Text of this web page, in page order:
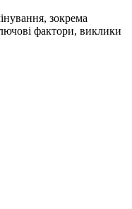
зокрема
фактори, виклики